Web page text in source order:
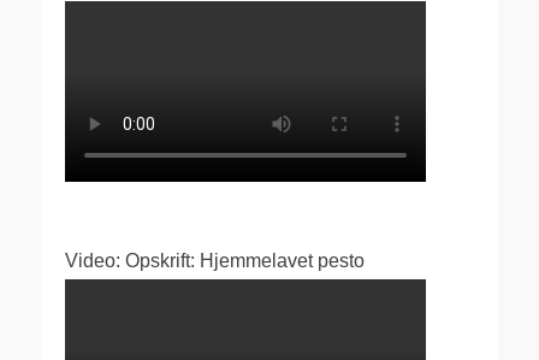
Video: Opskrift: Hjemmelavet pesto